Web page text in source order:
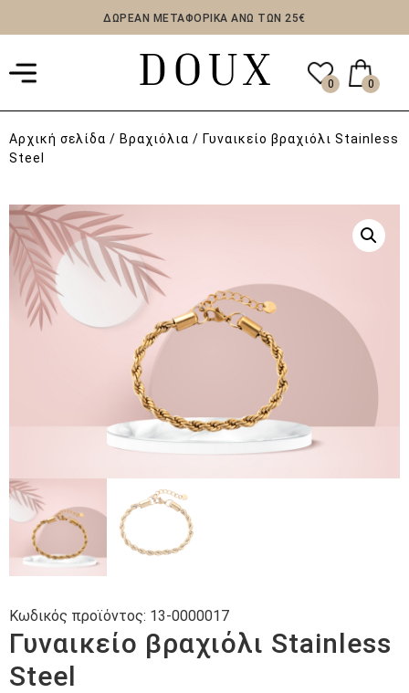
ΔΩΡΕΑΝ ΜΕΤΑΦΟΡΙΚΑ ΑΝΩ ΤΩΝ 25€
0 0
Αρχική σελίδα / Βραχιόλια / Γυναικείο βραχιόλι Stainless
Steel
Γυναικείο βραχιόλι Stainless
Steel
Κωδικός προϊόντος: 13-0000017